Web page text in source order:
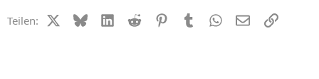
Teilen: X (Twitter)
BlueskyLinkedIn
Reddit PinterestTumblr WhatsApp
E-MailLink